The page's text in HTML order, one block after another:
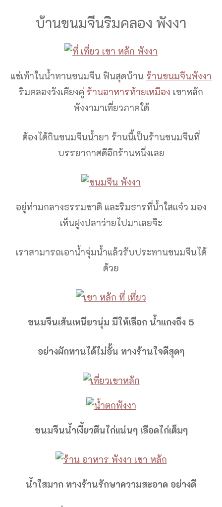
บ้านขนมจีนริมคลอง พังงา
แช่เท้าในน้ำทานขนมจีน ฟินสุดบ้าน ร้านขนมจีนพังงา
ริมคลองวังเคียงคู่ ร้านอาหารท้ายเหมือง เขาหลัก
พังงามาเที่ยวภาคใต้
ต้องได้กินขนมจีนน้ำยา ร้านนี้เป็นร้านขนมจีนที่
บรรยากาศดีอีกร้านหนึ่งเลย
อยู่ท่ามกลางธรรมชาติ และริมธารที่น้ำใสแจ๋ว มอง
เห็นฝูงปลาว่ายไปมาเลยจ๊ะ
เราสามารถเอาน้ำจุ่มน้ำแล้วรับประทานขนมจีนได้
ด้วย
ขนมจีนเส้นเหนียวนุ่ม มีให้เลือก น้ำแกงถึง 5
อย่างผักทานได้ไม่อั้น ทางร้านใจดีสุดๆ
ขนมจีนน้ำเงี้ยวตีนไก่แน่นๆ เลือดไก่เต็มๆ
น้ำใสมาก ทางร้านรักษาความสะอาด อย่างดี